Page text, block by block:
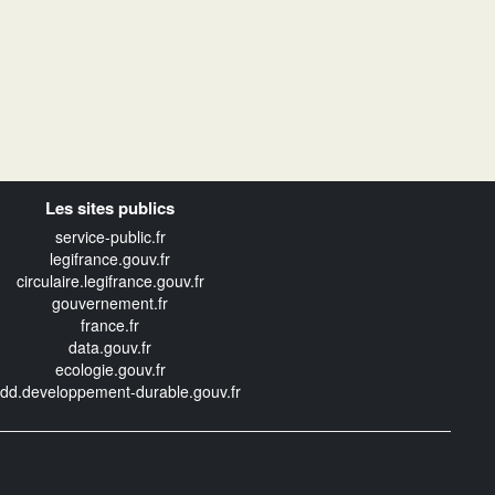
Les sites publics
service-public.fr
legifrance.gouv.fr
circulaire.legifrance.gouv.fr
gouvernement.fr
france.fr
data.gouv.fr
ecologie.gouv.fr
durable.gouv.fr